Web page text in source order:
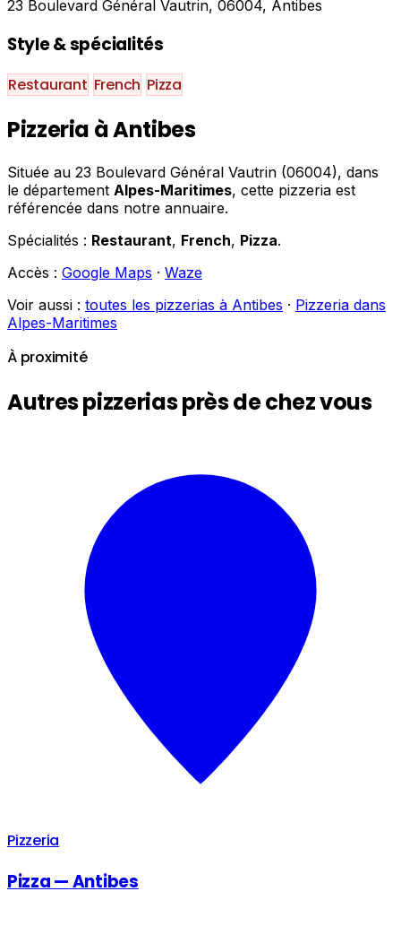
23 Boulevard Général Vautrin, 06004, Antibes
Style & spécialités
Restaurant French Pizza
Pizzeria à Antibes
Située au 23 Boulevard Général Vautrin (06004), dans
le département Alpes-Maritimes, cette pizzeria est
référencée dans notre annuaire.
Spécialités : Restaurant, French, Pizza.
Accès : Google Maps · Waze
Voir aussi : toutes les pizzerias à Antibes · Pizzeria dans
Alpes-Maritimes
À proximité
Autres pizzerias près de chez vous
Pizzeria
Pizza — Antibes